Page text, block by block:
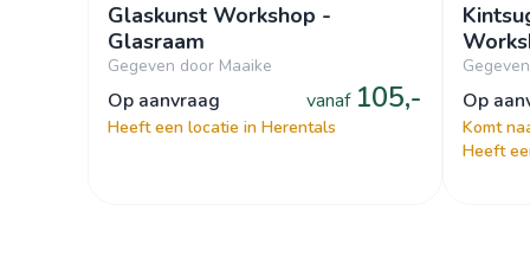
Glaskunst Workshop -
Glasraam
Gegeven door Maaike
op aanvraag vanaf 105,-
Heeft een locatie in Herentals
op
Komt
Heeft